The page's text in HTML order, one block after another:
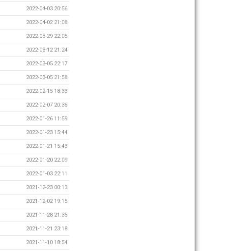
2022-04-03 20:56
2022-04-02 21:08
2022-03-29 22:05
2022-03-12 21:24
2022-03-05 22:17
2022-03-05 21:58
2022-02-15 18:33
2022-02-07 20:36
2022-01-26 11:59
2022-01-23 15:44
2022-01-21 15:43
2022-01-20 22:09
2022-01-03 22:11
2021-12-23 00:13
2021-12-02 19:15
2021-11-28 21:35
2021-11-21 23:18
2021-11-10 18:54